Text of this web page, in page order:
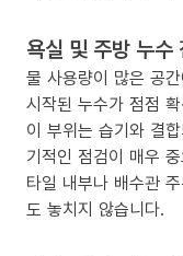
욕실 및 주방 누수
물 사용량이 많은 공
시작된 누수가 점점
이 부위는 습기와 결
기적인 점검이 매우
타일 내부나 배수관
도 놓치지 않습니다.